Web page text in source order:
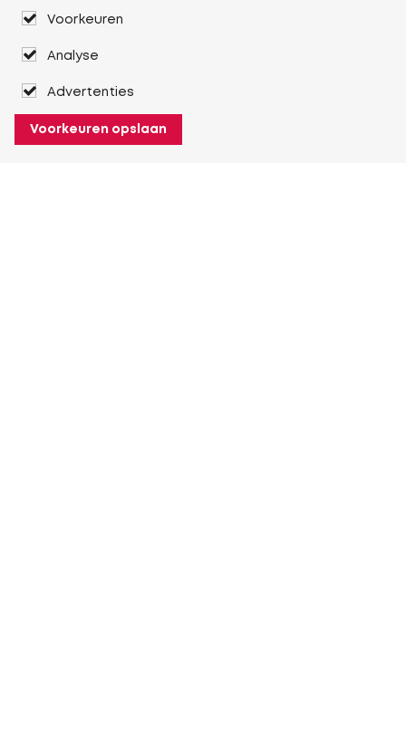
Voorkeuren
Analyse
Advertenties
Voorkeuren opslaan